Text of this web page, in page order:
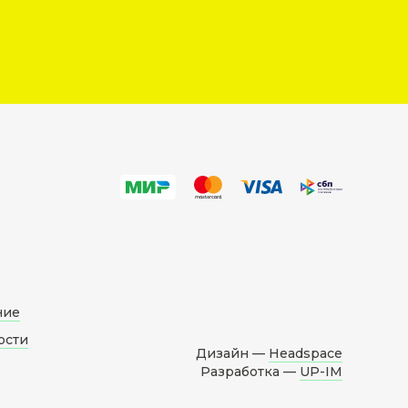
Дизайн — Headspace
Разработка — UP-IM